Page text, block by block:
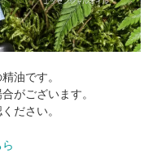
油です。
がございます。
ださい。